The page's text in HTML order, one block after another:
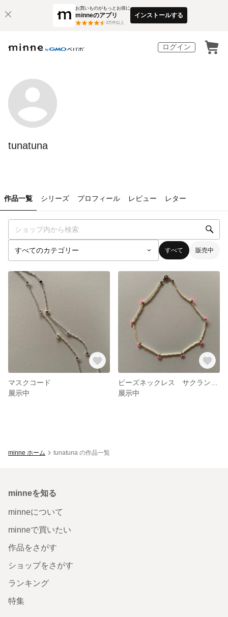
お買いものがもっとお得に
minneのアプリ
3万件以上
インストールする
ログイン
tunatuna
作品一覧 シリーズ プロフィール レビュー レター
すべて 販売中
マスクコード
展示中
展示中
minne ホーム tunatuna の作品一覧
minneを知る
minneについて
minneで買いたい
作品をさがす
ショップをさがす
ランキング
特集